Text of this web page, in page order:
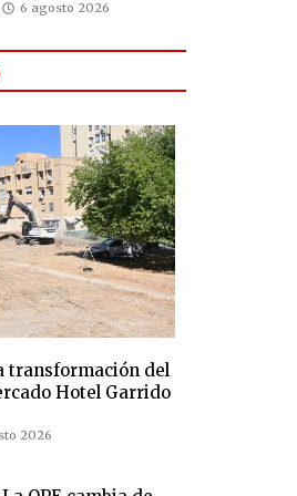
6 agosto 2026
transformación del
Hotel Garrido
2026